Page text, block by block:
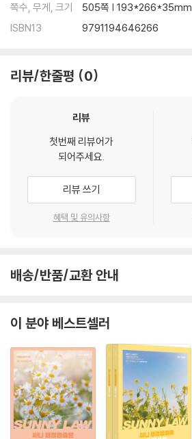
쪽수, 무게, 크기
505쪽 | 193*266*35mm
ISBN13
9791194646266
리뷰/한줄평 0
리뷰
첫번째 리뷰어가
되어주세요.
리뷰 쓰기
혜택 및 유의사항
배송/반품/교환 안내
이 분야 베스트셀러